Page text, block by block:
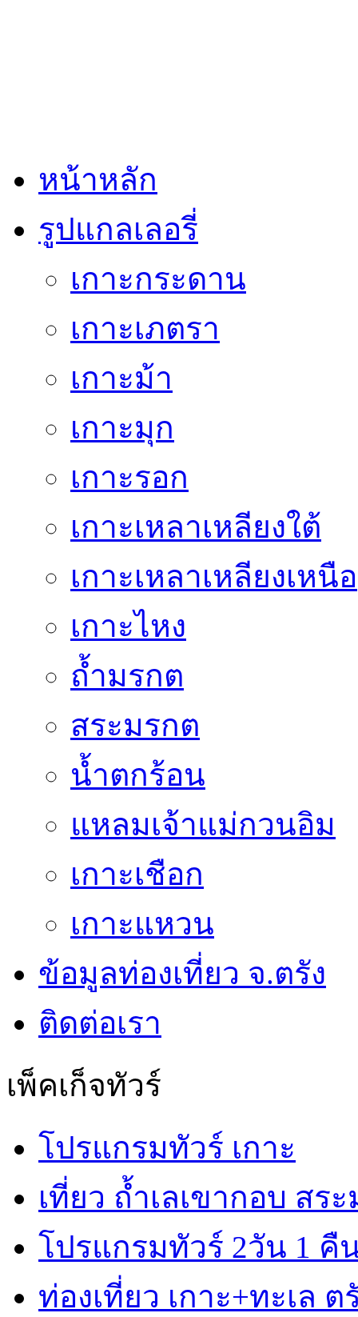
หน้าหลัก
รูปแกลเลอรี่
เกาะกระดาน
เกาะเภตรา
เกาะม้า
เกาะมุก
เกาะรอก
เกาะเหลาเหลียงใต้
เกาะเหลาเหลียงเหนือ
เกาะไหง
ถ้ำมรกต
สระมรกต
น้ำตกร้อน
แหลมเจ้าแม่กวนอิม
เกาะเชือก
เกาะแหวน
ข้อมูลท่องเที่ยว จ.ตรัง
ติดต่อเรา
เพ็คเก็จทัวร์
โปรแกรมทัวร์ เกาะ
เที่ยว ถ้ำเลเขากอบ สร
โปรแกรมทัวร์ 2วัน 1 คื
ท่องเที่ยว เกาะ+ทะเล ต